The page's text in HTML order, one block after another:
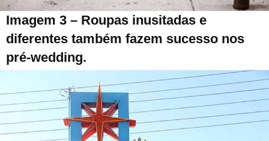
Imagem 3 – Roupas inusitadas e
diferentes também fazem sucesso nos
pré-wedding.